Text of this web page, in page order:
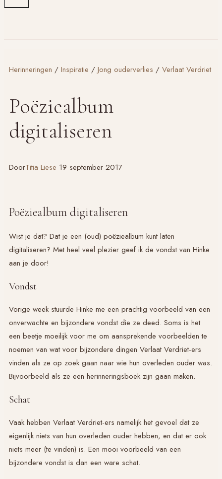
Herinneringen / Inspiratie /Jong ouderverlies / Verlaat Verdriet
Poëziealbum
digitaliseren
DoorTitia Liese 19 september 2017
Poëziealbum digitaliseren
Wist je dat? Dat je een (oud) poëziealbum kunt laten
digitaliseren? Met heel veel plezier geef ik de vondst van Hinke
aan je door!
Vondst
Vorige week stuurde Hinke me een prachtig voorbeeld van een
onverwachte en bijzondere vondst die ze deed. Soms is het
een beetje moeilijk voor me om aansprekende voorbeelden te
noemen van wat voor bijzondere dingen Verlaat Verdriet-ers
vinden als ze op zoek gaan naar wie hun overleden ouder was.
Bijvoorbeeld als ze een herinneringsboek zijn gaan maken.
Schat
Vaak hebben Verlaat Verdriet-ers namelijk het gevoel dat ze
eigenlijk niets van hun overleden ouder hebben, en dat er ook
niets meer (te vinden) is. Een mooi voorbeeld van een
bijzondere vondst is dan een ware schat.